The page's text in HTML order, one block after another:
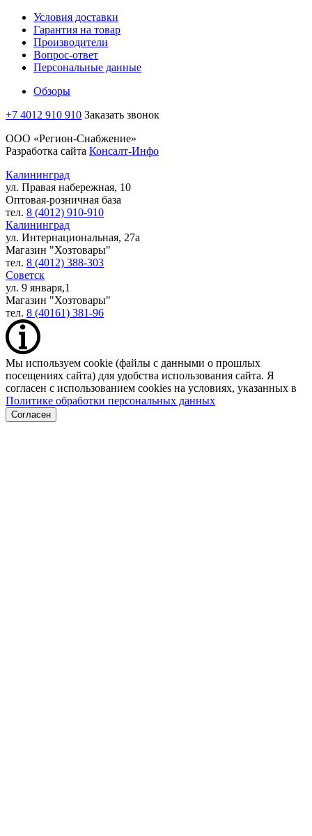
Условия доставки
Гарантия на товар
Производители
Вопрос-ответ
Персональные данные
Обзоры
+7 4012 910 910 Заказать звонок
ООО «Регион-Снабжение»
Разработка сайта Консалт-Инфо
Калининград
ул. Правая набережная, 10
Оптовая-розничная база
тел. 8 (4012) 910-910
Калининград
ул. Интернациональная, 27а
Магазин "Хозтовары"
тел. 8 (4012) 388-303
Советск
ул. 9 января,1
Магазин "Хозтовары"
тел. 8 (40161) 381-96
Мы используем cookie (файлы с данными о прошлых
посещениях сайта) для удобства использования сайта. Я
согласен с использованием cookies на условиях, указанных в
Политике обработки персональных данных
Согласен